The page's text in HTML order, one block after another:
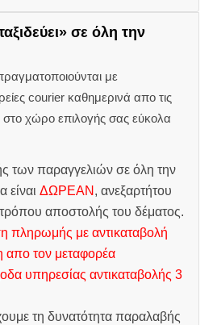
σε όλη την
με
courier καθημερινά απο τις
χώρο επιλογής σας εύκολα
των παραγγελιών σε όλη την
είναιΔΩΡΕΑΝ , ανεξαρτήτου
αποστολής του δέματος.
πληρωμής με αντικαταβολή
απο τον μεταφορέα
υπηρεσίας αντικαταβολής 3
τη δυνατότητα παραλαβής